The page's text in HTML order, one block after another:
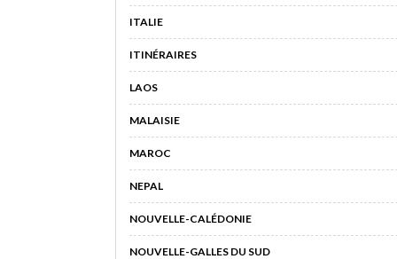
ITALIE
ITINÉRAIRES
LAOS
MALAISIE
MAROC
NEPAL
NOUVELLE-CALÉDONIE
NOUVELLE-GALLES DU SUD